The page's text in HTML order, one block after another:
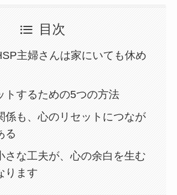
目次
主婦さんは家にいても休め
トするための5つの方法
係も、心のリセットにつなが
る
さな工夫が、心の余白を生む
ります